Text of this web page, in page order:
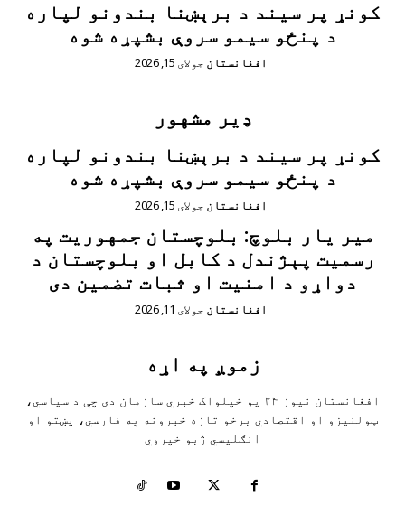
کونړ پر سیند د برېښنا بندونو لپاره
د پنځو سیمو سروې بشپړه شوه
افغانستان جولای 15, 2026
ډیر مشهور
کونړ پر سیند د برېښنا بندونو لپاره
د پنځو سیمو سروې بشپړه شوه
افغانستان جولای 15, 2026
مير يار بلوچ: بلوچستان جمهوریت په
رسمیت پېژندل د کابل او بلوچستان د
دواړو د امنیت او ثبات تضمین دی
افغانستان جولای 11, 2026
زموږ په اړه
افغانستان نیوز ۲۴ یو خپلواک خبري سازمان دی چې د سیاسي،
ټولنیزو او اقتصادي برخو تازه خبرونه په فارسي، پښتو او
انګلیسي ژبو خپروي